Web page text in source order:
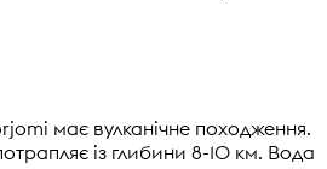
має вулканічне походження.
із глибини 8-10 км. Вода